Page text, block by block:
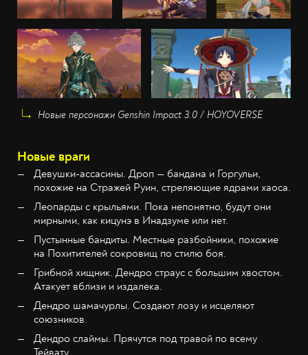
Новые персонажи Genshin Impact 3.0 / HOYOVERSE
Новые враги
Девушки-ассасины. Дроп — бандана и Горгульи,
похожие на Стражей Руин, стреляющие ядрами хаоса.
Леопарды с крыльями. Пока непонятно, будут они
мирными, как кицунэ в Инадзуме или нет.
Пустынные бандиты. Местные разбойники, похожие
на Похитителей сокровищ по стилю боя.
Грибной хищник. Дендро страус с большим хвостом.
Атакует вблизи и издалека.
Дендро шамачурлы. Создают лозу и исцеляют
союзников.
Дендро слаймы. Прячутся под травой по всему